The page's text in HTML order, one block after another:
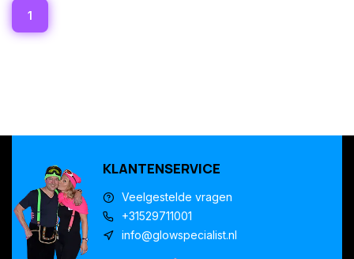
1
KLANTENSERVICE
Veelgestelde vragen
+31529711001
info@glowspecialist.nl